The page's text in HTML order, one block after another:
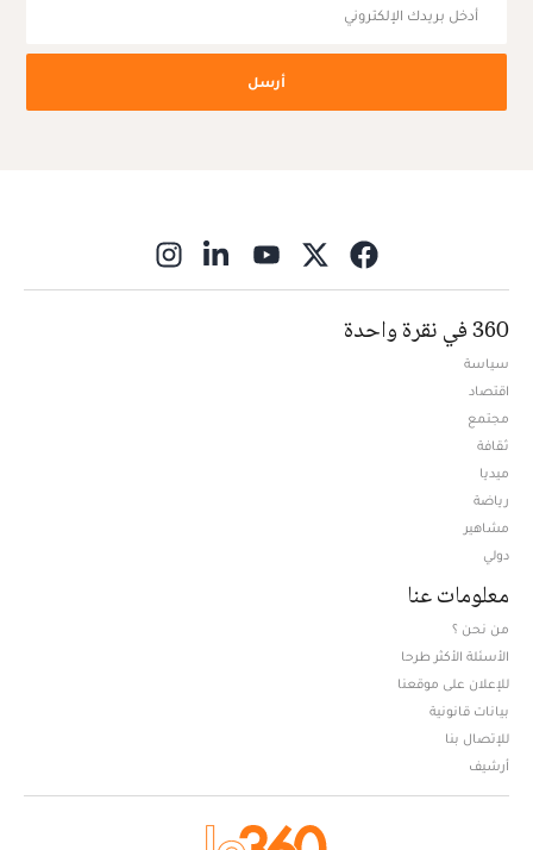
أرسل
360 في نقرة واحدة
سياسة
اقتصاد
مجتمع
ثقافة
ميديا
رياضة
مشاهير
دولي
معلومات عنا
من نحن ؟
الأسئلة الأكثر طرحا
للإعلان على موقعنا
بيانات قانونية
للإتصال بنا
أرشيف